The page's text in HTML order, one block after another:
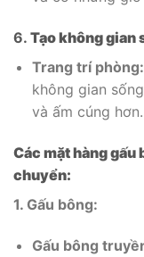
6. Tạo không gian
Trang trí phòng:
không gian
và ấm cúng hơn.
Các mặt hàng
chuyển:
1. Gấu bông:
Gấu bông